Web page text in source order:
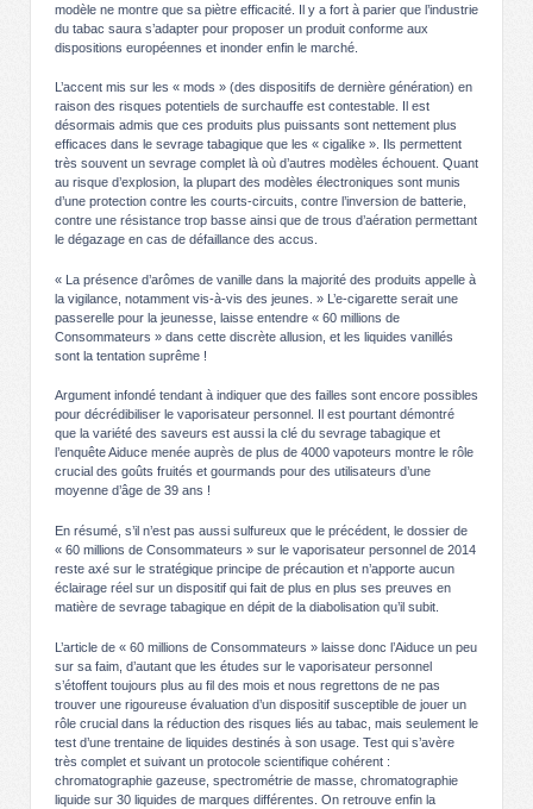
modèle ne montre que sa piètre efficacité. Il y a fort à parier que l’industrie
du tabac saura s’adapter pour proposer un produit conforme aux
dispositions européennes et inonder enfin le marché.
L’accent mis sur les « mods » (des dispositifs de dernière génération) en
raison des risques potentiels de surchauffe est contestable. Il est
désormais admis que ces produits plus puissants sont nettement plus
efficaces dans le sevrage tabagique que les « cigalike ». Ils permettent
très souvent un sevrage complet là où d’autres modèles échouent. Quant
au risque d’explosion, la plupart des modèles électroniques sont munis
d’une protection contre les courts-circuits, contre l’inversion de batterie,
contre une résistance trop basse ainsi que de trous d’aération permettant
le dégazage en cas de défaillance des accus.
« La présence d’arômes de vanille dans la majorité des produits appelle à
la vigilance, notamment vis-à-vis des jeunes. » L’e-cigarette serait une
passerelle pour la jeunesse, laisse entendre « 60 millions de
Consommateurs » dans cette discrète allusion, et les liquides vanillés
sont la tentation suprême !
Argument infondé tendant à indiquer que des failles sont encore possibles
pour décrédibiliser le vaporisateur personnel. Il est pourtant démontré
que la variété des saveurs est aussi la clé du sevrage tabagique et
l’enquête Aiduce menée auprès de plus de 4000 vapoteurs montre le rôle
crucial des goûts fruités et gourmands pour des utilisateurs d’une
moyenne d’âge de 39 ans !
En résumé, s’il n’est pas aussi sulfureux que le précédent, le dossier de
« 60 millions de Consommateurs » sur le vaporisateur personnel de 2014
reste axé sur le stratégique principe de précaution et n’apporte aucun
éclairage réel sur un dispositif qui fait de plus en plus ses preuves en
matière de sevrage tabagique en dépit de la diabolisation qu’il subit.
L’article de « 60 millions de Consommateurs » laisse donc l’Aiduce un peu
sur sa faim, d’autant que les études sur le vaporisateur personnel
s’étoffent toujours plus au fil des mois et nous regrettons de ne pas
trouver une rigoureuse évaluation d’un dispositif susceptible de jouer un
rôle crucial dans la réduction des risques liés au tabac, mais seulement le
test d’une trentaine de liquides destinés à son usage. Test qui s’avère
très complet et suivant un protocole scientifique cohérent :
chromatographie gazeuse, spectrométrie de masse, chromatographie
liquide sur 30 liquides de marques différentes. On retrouve enfin la